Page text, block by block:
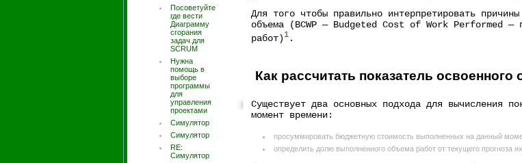
Посоветуйте
где вести
Диаграмму
сгорания
задач для
SCRUM
Нужна
помощь в
выборе
программы
для
управления
проектами
Симулятор
Симулятор
RE:
Симулятор
Для того чтобы правильно интерпретировать
объема (BCWP — Budgeted Cost of Work Performed —
работ)1 .
Как рассчитать показатель освоенного
Существует два основных подхода для вычисления
момент времени:
просуммировать бюджетную стоимость выполненных на данный
определить долю выполненного объема работ от текущего прогноза